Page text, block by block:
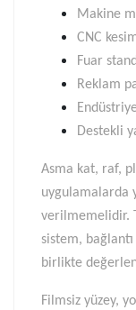
Makine
CNC
Fuar
Reklam
Destekli
Asma kat, raf,
uygulamalarda
verilmemelidir.
sistem,
birlikte
Filmsiz yüzey,